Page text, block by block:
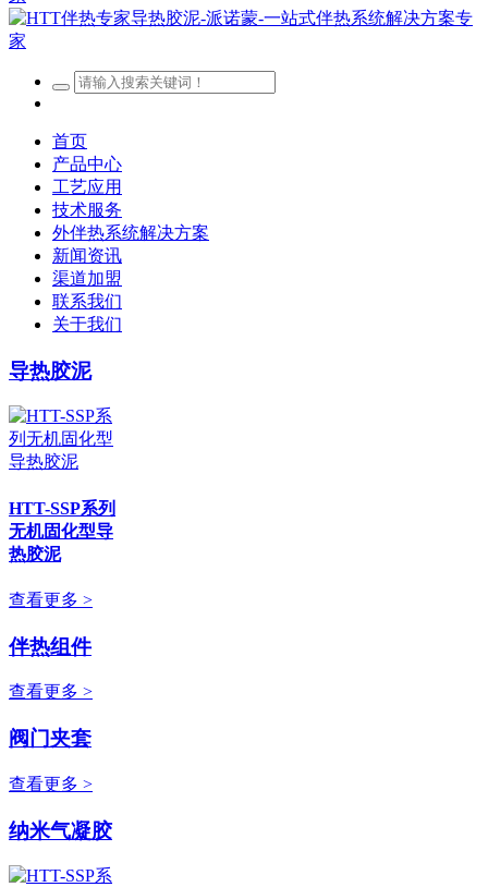
首页
产品中心
工艺应用
技术服务
外伴热系统解决方案
新闻资讯
渠道加盟
联系我们
关于我们
导热胶泥
HTT-SSP系列
无机固化型导
热胶泥
查看更多 >
伴热组件
查看更多 >
阀门夹套
查看更多 >
纳米气凝胶